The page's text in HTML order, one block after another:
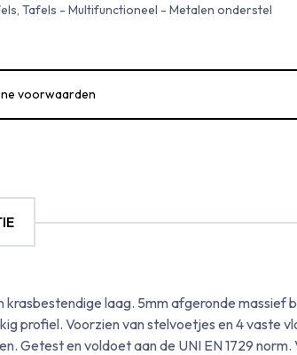
Tafels - Multifunctioneel - Metalen onderstel
voorwaarden
laag. 5mm afgeronde massief
profiel. Voorzien van stelvoetjes en 4 vaste
Getest en voldoet aan de UNI EN 1729